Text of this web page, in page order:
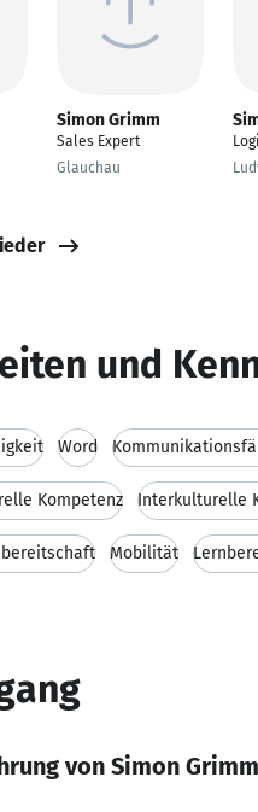
Simon Grimm
Sales Expert
Glauchau
und
Word
Kompetenz Interkulturelle
Mobilität
von Simon Grimm